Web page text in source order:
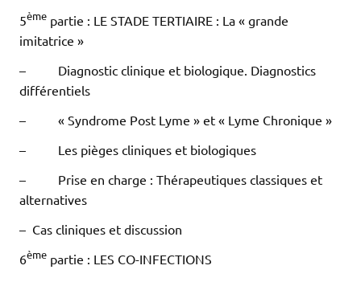
5ème partie : LE STADE TERTIAIRE : La « grande
imitatrice »
– Diagnostic clinique et biologique. Diagnostics
différentiels
– « Syndrome Post Lyme » et « Lyme Chronique »
– Les pièges cliniques et biologiques
– Prise en charge : Thérapeutiques classiques et
alternatives
– Cas cliniques et discussion
6ème partie : LES CO-INFECTIONS